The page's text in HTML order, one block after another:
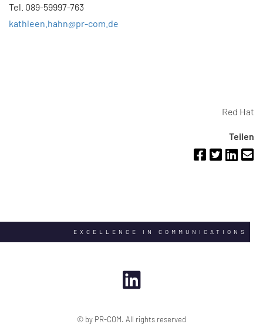
Tel. 089-59997-763
kathleen.hahn@pr-com.de
Red Hat
Teilen
EXCELLENCE IN COMMUNICATIONS
© by PR-COM. All rights reserved